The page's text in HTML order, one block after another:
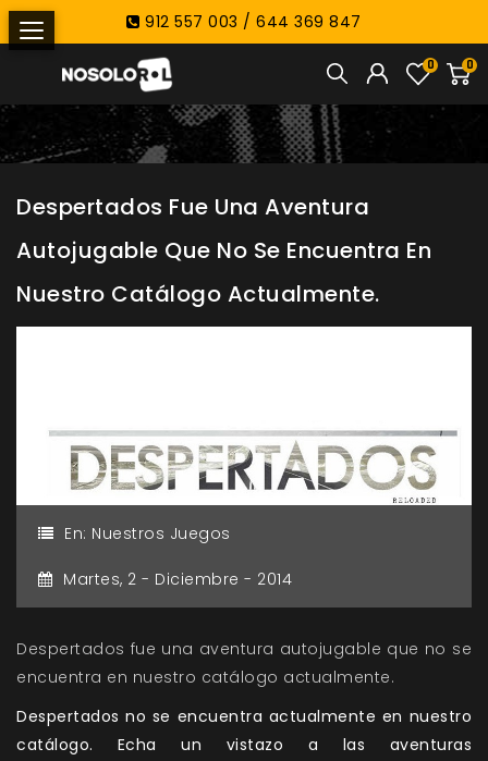
912 557 003 / 644 369 847
0
0
Despertados Fue Una Aventura
Autojugable Que No Se Encuentra En
Nuestro Catálogo Actualmente.
En: Nuestros Juegos
Martes, 2 - Diciembre - 2014
Despertados fue una aventura autojugable que no se
encuentra en nuestro catálogo actualmente.
Despertados no se encuentra actualmente en nuestro
catálogo. Echa un vistazo a las aventuras